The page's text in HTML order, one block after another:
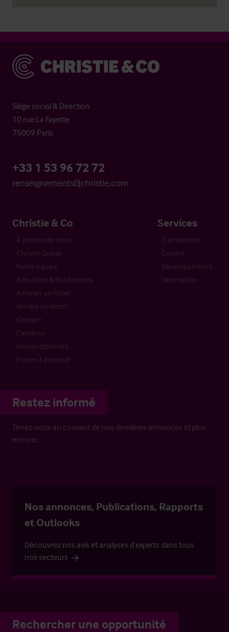
Christie & Co
Siège social & Direction
10 rue La Fayette
75009 Paris
+33 1 53 96 72 72
renseignements@christie.com
Christie & Co
À propos de nous
Christie Group
Notre équipe
Actualités & Publications
Acheter un hôtel
Vendre un hôtel
Contact
Carrières
Jeunes diplômés
Postes à pourvoir
Services
Transactions
Conseil
Développement
Valorisation
Restez informé
Tenez-vous au courant de nos dernières annonces et plus
encore…
Nos annonces, Publications, Rapports
et Outlooks
Découvrez nos avis et analyses d’experts dans tous
nos secteurs
Rechercher une opportunité